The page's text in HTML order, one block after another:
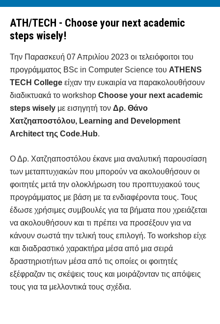
ATH/TECH - Choose your next academic
steps wisely!
Την Παρασκευή 07 Απριλίου 2023 οι τελειόφοιτοι του
προγράμματος BSc in Computer Science του ATHENS
TECH College είχαν την ευκαιρία να παρακολουθήσουν
διαδικτυακά το workshop Choose your next academic
steps wisely με εισηγητή τον Δρ. Θάνο
Χατζηαποστόλου, Learning and Development
Architect της Code.Hub.
Ο Δρ. Χατζηαποστόλου έκανε μια αναλυτική παρουσίαση
των μεταπτυχιακών που μπορούν να ακολουθήσουν οι
φοιτητές μετά την ολοκλήρωση του προπτυχιακού τους
προγράμματος με βάση με τα ενδιαφέροντα τους. Τους
έδωσε χρήσιμες συμβουλές για τα βήματα που χρειάζεται
να ακολουθήσουν και τι πρέπει να προσέξουν για να
κάνουν σωστά την τελική τους επιλογή. Το workshop είχε
και διαδραστικό χαρακτήρα μέσα από μια σειρά
δραστηριοτήτων μέσα από τις οποίες οι φοιτητές
εξέφραζαν τις σκέψεις τους και μοιράζονταν τις απόψεις
τους για τα μελλοντικά τους σχέδια.